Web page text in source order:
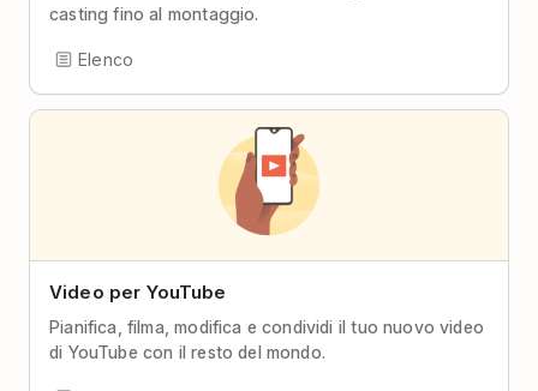
casting fino al montaggio.
Elenco
Video per YouTube
Pianifica, filma, modifica e condividi il tuo nuovo video
di YouTube con il resto del mondo.